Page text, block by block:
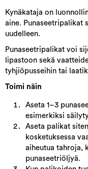
Kynäkataja on
aine. Punaseetripalikat
uudelleen.
Punaseetripalikat voi
lipastoon sekä
tyhjiöpusseihin tai
Toimi näin
Aseta 1–3
esimerkiksi
Aseta palikat
kosketuksessa
aiheutua tahroja,
punaseetriöljyä.